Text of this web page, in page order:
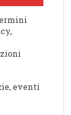
eventi